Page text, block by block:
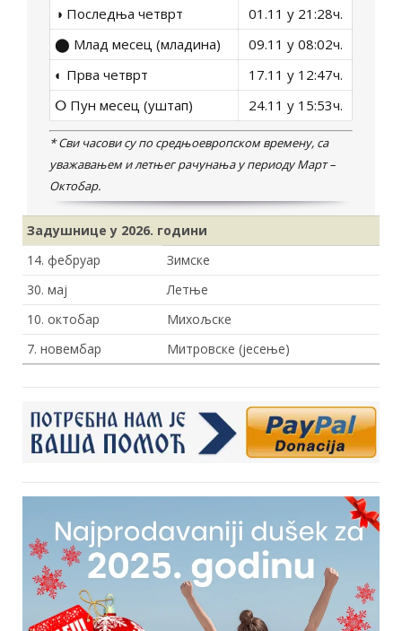
◑ Последња четврт
01.11 у 21:28ч.
⬤ Млад месец (младина)
09.11 у 08:02ч.
◐ Прва четврт
17.11 у 12:47ч.
ⵔ Пун месец (уштап)
24.11 у 15:53ч.
* Сви часови су по средњоевропском времену, са
уважавањем и летњег рачунања у периоду Март –
Октобар.
Задушнице у 2026. години
14. фебруар
Зимске
30. мај
Летње
10. октобар
Михољске
7. новембар
Митровске (јесење)